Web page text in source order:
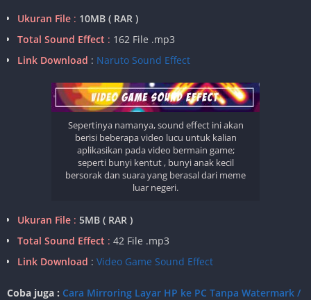
Ukuran File : 10MB ( RAR )
Total Sound Effect : 162 File .mp3
Link Download : Naruto Sound Effect
Sepertinya namanya, sound effect ini akan
berisi beberapa video lucu untuk kalian
aplikasikan pada video bermain game;
seperti bunyi kentut , bunyi anak kecil
bersorak dan suara yang berasal dari meme
luar negeri.
Ukuran File : 5MB ( RAR )
Total Sound Effect : 42 File .mp3
Link Download : Video Game Sound Effect
Coba juga : Cara Mirroring Layar HP ke PC Tanpa Watermark /